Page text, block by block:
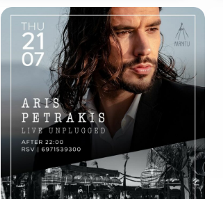
nos
invita
el
lunes
08/08
a
una
fiesta
salvaje
en
Agia
Pelagia,
con
48
Horas
en